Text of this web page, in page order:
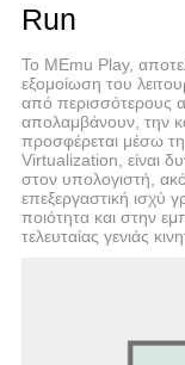
Run
Το MEmu Play,
εξομοίωση του
από περισσότερους
απολαμβάνουν, την
προσφέρεται μέσω
Virtualization, είναι
στον υπολογιστή,
επεξεργαστική ισχύ
ποιότητα και στην
τελευταίας γενιάς